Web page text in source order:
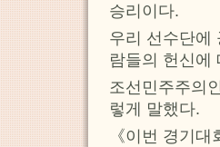
승리이다.
우리 선수단에
람들의 헌신에
조선민주주의
렇게 말했다.
《이번 경기